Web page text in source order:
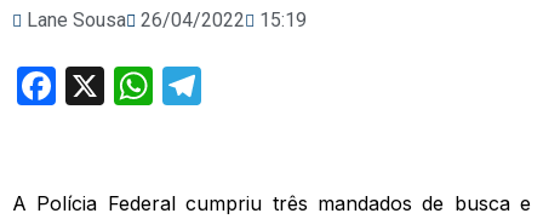
Lane Sousa 26/04/2022 15:19
Facebook
X WhatsApp
A Polícia Federal cumpriu três mandados de busca e